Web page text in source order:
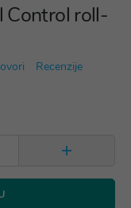
Control roll-
Recenzije